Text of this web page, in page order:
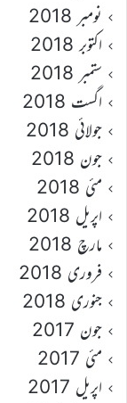
نومبر 2018
اکتوبر 2018
ستمبر 2018
اگست 2018
جولائی 2018
جون 2018
مئی 2018
اپریل 2018
مارچ 2018
فروری 2018
جنوری 2018
جون 2017
مئی 2017
اپریل 2017